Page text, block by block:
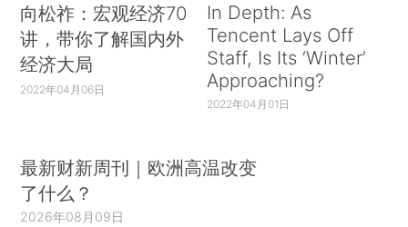
向松祚：宏观经济70
讲，带你了解国内外
经济大局
2022年04月06日
In Depth: As
Tencent Lays Off
Staff, Is Its ‘Winter’
Approaching?
2022年04月01日
最新财新周刊｜欧洲高温改变
了什么？
2026年08月09日